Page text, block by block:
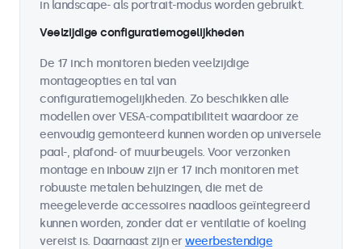
in landscape- als portrait-modus worden gebruikt.
Veelzijdige configuratiemogelijkheden
De 17 inch monitoren bieden veelzijdige
montageopties en tal van
configuratiemogelijkheden. Zo beschikken alle
modellen over VESA-compatibiliteit waardoor ze
eenvoudig gemonteerd kunnen worden op universele
paal-, plafond- of muurbeugels. Voor verzonken
montage en inbouw zijn er 17 inch monitoren met
robuuste metalen behuizingen, die met de
meegeleverde accessoires naadloos geïntegreerd
kunnen worden, zonder dat er ventilatie of koeling
vereist is. Daarnaast zijn erweerbestendige